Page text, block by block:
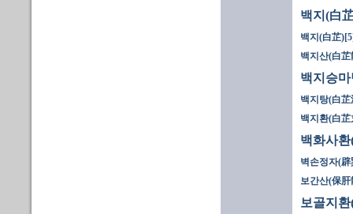
백지(白
백지(白芷
백지산(白芷
백지승
백지탕(白芷
백지환(白芷
백화사
벽손정자(
보간산(保肝
보골지